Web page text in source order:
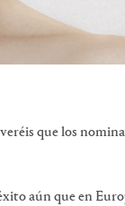
que los
aún que en